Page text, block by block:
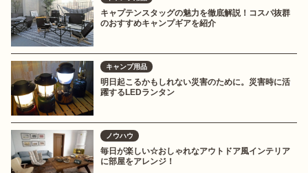
キャプテンスタッグの魅力を徹底解説！コスパ抜群
のおすすめキャンプギアを紹介
キャンプ用品
明日起こるかもしれない災害のために。災害時に活
躍するLEDランタン
ノウハウ
毎日が楽しい☆おしゃれなアウトドア風インテリア
に部屋をアレンジ！